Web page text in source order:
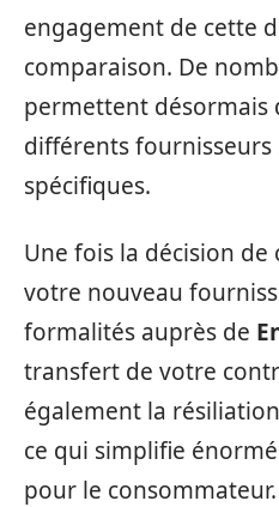
engagement de cette
comparaison. De
permettent désormais
différents fournisseurs
spécifiques.
Une fois la décision
votre nouveau
formalités auprès de
transfert de votre
également la
ce qui simplifie
pour le consommateur.